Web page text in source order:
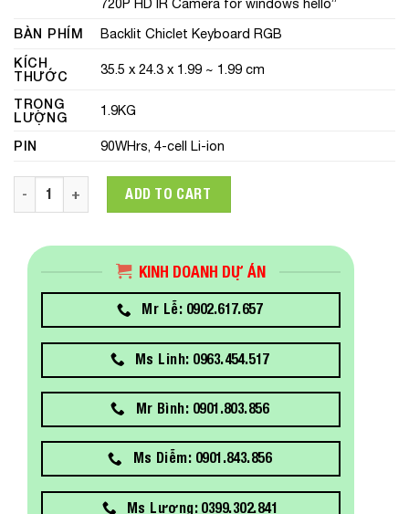
BÀN PHÍM
Backlit Chiclet Keyboard RGB
KÍCH
THƯỚC
35.5 x 24.3 x 1.99 ~ 1.99 cm
TRỌNG
LƯỢNG
1.9KG
PIN 90WHrs, 4-cell Li-ion
Laptop Asus ROG Zephyrus M16 GU603ZW-K8021W
ADD TO CART
KINH DOANH DỰ ÁN
Mr Lễ: 0902.617.657
Ms Linh: 0963.454.517
Mr Bình: 0901.803.856
Ms Diễm: 0901.843.856
Ms Lượng: 0399.302.841